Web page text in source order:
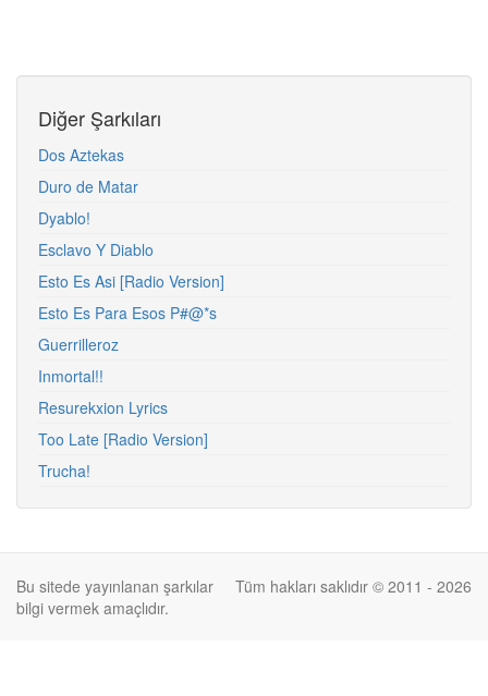
Diğer Şarkıları
Dos Aztekas
Duro de Matar
Dyablo!
Esclavo Y Diablo
Esto Es Asi [Radio Version]
Esto Es Para Esos P#@*s
Guerrilleroz
Inmortal!!
Resurekxion Lyrics
Too Late [Radio Version]
Trucha!
Tüm hakları saklıdır © 2011 - 2026
Bu sitede yayınlanan şarkılar
bilgi vermek amaçlıdır.